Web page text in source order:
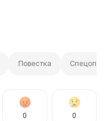
Повестка
0 0